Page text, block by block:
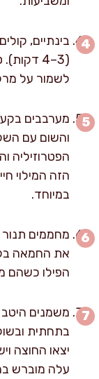
בינתיים,
(3–4
לשמור על
מערבבים
והשום עם
הפטרוזיליה
הזה המילוי
במיוחד.
את החמאה
הפילו כשהם
בתחתית
יצאו החוצה
עלה מוברש